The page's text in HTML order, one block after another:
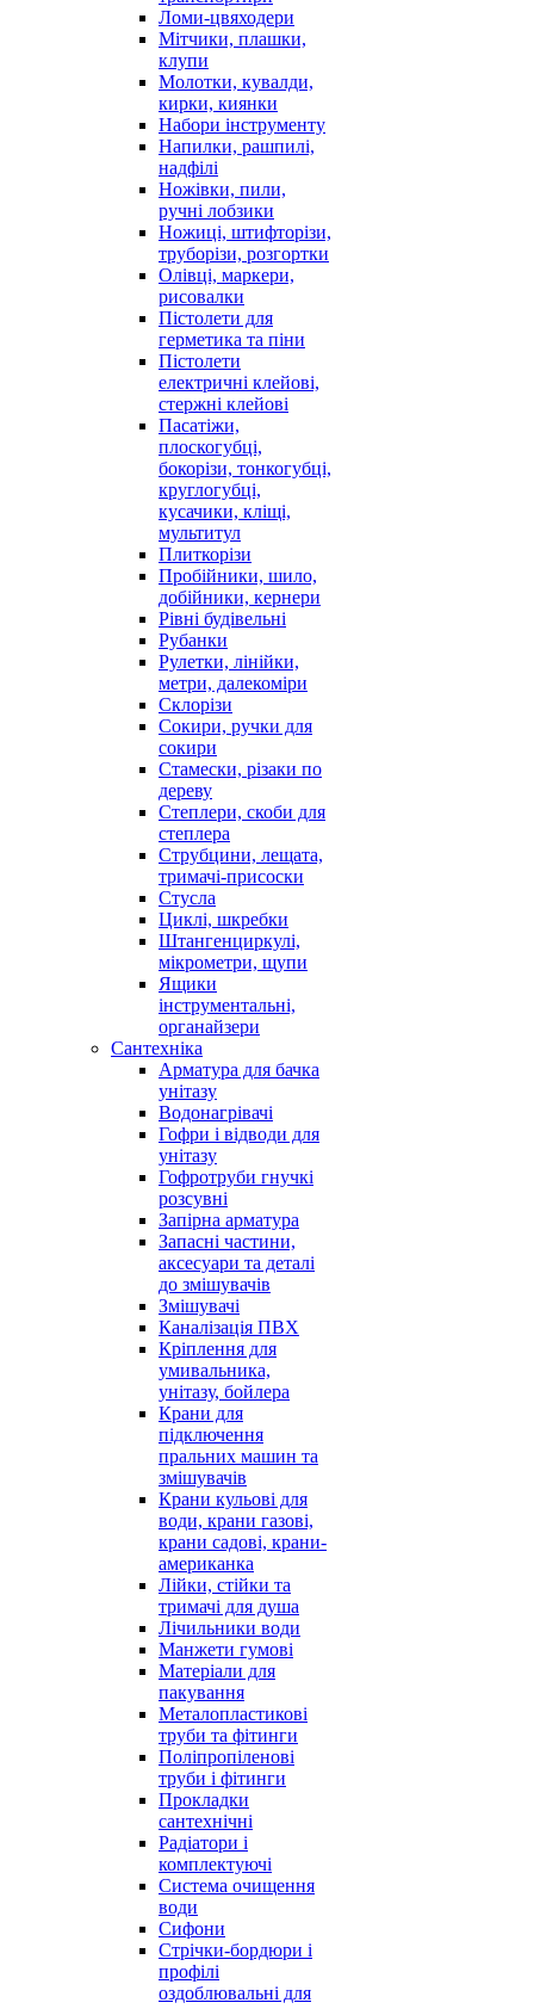
Ломи-цвяходери
Мітчики, плашки,
клупи
Молотки, кувалди,
кирки, киянки
Набори інструменту
Напилки, рашпилі,
надфілі
Ножівки, пили,
ручні лобзики
Ножиці, штифторізи,
труборізи, розгортки
Олівці, маркери,
рисовалки
Пістолети для
герметика та піни
Пістолети
електричні клейові,
стержні клейові
Пасатіжи,
плоскогубці,
бокорізи, тонкогубці,
круглогубці,
кусачики, кліщі,
мультитул
Плиткорізи
Пробійники, шило,
добійники, кернери
Рівні будівельні
Рубанки
Рулетки, лінійки,
метри, далекоміри
Склорізи
Сокири, ручки для
сокири
Стамески, різаки по
дереву
Степлери, скоби для
степлера
Струбцини, лещата,
тримачі-присоски
Стусла
Циклі, шкребки
Штангенциркулі,
мікрометри, щупи
Ящики
інструментальні,
органайзери
Сантехніка
Арматура для бачка
унітазу
Водонагрівачі
Гофри і відводи для
унітазу
Гофротруби гнучкі
розсувні
Запірна арматура
Запасні частини,
аксесуари та деталі
до змішувачів
Змішувачі
Каналізація ПВХ
Кріплення для
умивальника,
унітазу, бойлера
Крани для
підключення
пральних машин та
змішувачів
Крани кульові для
води, крани газові,
крани садові, крани-
американка
Лійки, стійки та
тримачі для душа
Лічильники води
Манжети гумові
Матеріали для
пакування
Металопластикові
труби та фітинги
Поліпропіленові
труби і фітинги
Прокладки
сантехнічні
Радіатори і
комплектуючі
Система очищення
води
Сифони
Стрічки-бордюри і
профілі
оздоблювальні для